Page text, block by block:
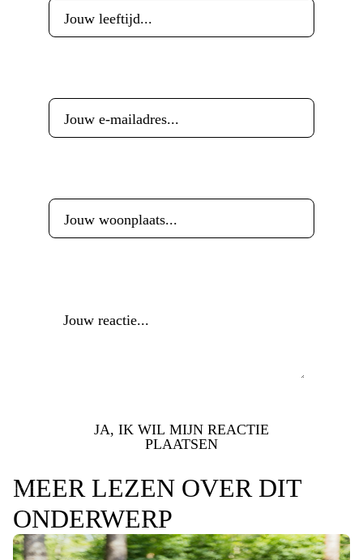
JA, IK WIL MIJN REACTIE
PLAATSEN
MEER LEZEN OVER DIT
ONDERWERP